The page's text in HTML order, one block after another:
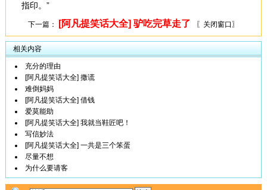
指印。”
下一篇： [阿凡提笑话大全] 驴吃完草走了 〖关闭窗口〗
相关内容
充分的理由
[阿凡提笑话大全] 撒谎
难倒妈妈
[阿凡提笑话大全] 借钱
爱莫能助
[阿凡提笑话大全] 我就当鞋匠吧！
写信妙法
[阿凡提笑话大全] 一共是三个笨蛋
尽量不想
为什么要请客